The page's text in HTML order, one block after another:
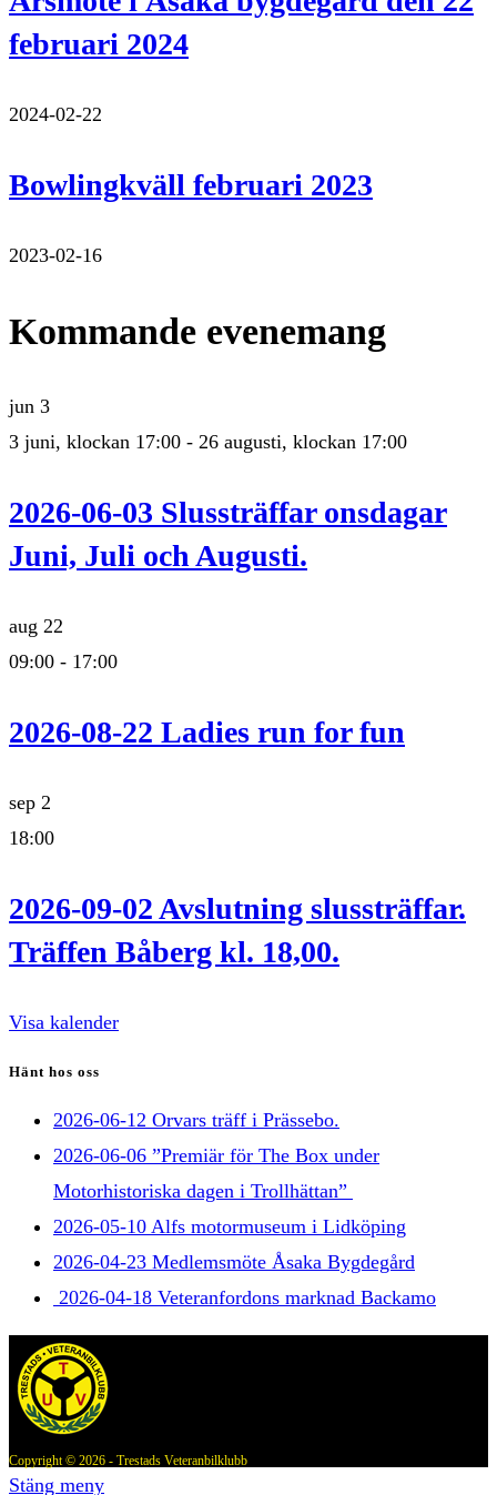
februari 2024
2024-02-22
Bowlingkväll februari 2023
2023-02-16
Kommande evenemang
jun 3
3 juni, klockan 17:00 - 26 augusti, klockan 17:00
2026-06-03 Slussträffar onsdagar
Juni, Juli och Augusti.
aug 22
09:00 - 17:00
2026-08-22 Ladies run for fun
sep 2
18:00
2026-09-02 Avslutning slussträffar.
Träffen Båberg kl. 18,00.
Visa kalender
Hänt hos oss
2026-06-12 Orvars träff i Prässebo.
2026-06-06 ”Premiär för The Box under
Motorhistoriska dagen i Trollhättan”
2026-05-10 Alfs motormuseum i Lidköping
2026-04-23 Medlemsmöte Åsaka Bygdegård
2026-04-18 Veteranfordons marknad Backamo
Copyright © 2026 - Trestads Veteranbilklubb
Stäng meny